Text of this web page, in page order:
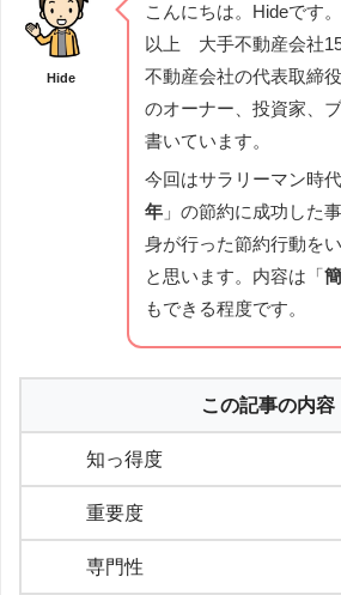
Hide
こんにちは。Hideです
以上 大手不動産会社
不動産会社の代表取締
のオーナー、投資家、
書いています。
今回はサラリーマン時
年 」の節約に成功した
身が行った節約行動を
と思います。内容は「
もできる程度です。
この記事の内容
知っ得
重要
専門